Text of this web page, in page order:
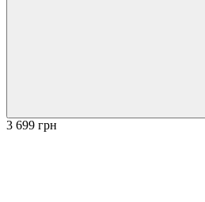
3 699 грн